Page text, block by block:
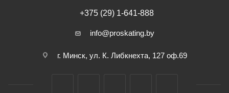
+375 (29) 1-641-888
info@proskating.by
г. Минск, ул. К. Либкнехта, 127 оф.69